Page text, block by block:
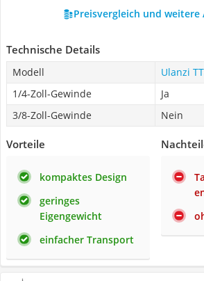
Preisvergleich und weitere
Technische Details
Modell
Ulanzi
1/4-Zoll-Gewinde
Ja
3/8-Zoll-Gewinde
Nein
Vorteile
kompaktes Design
geringes
Eigengewicht
einfacher Transport